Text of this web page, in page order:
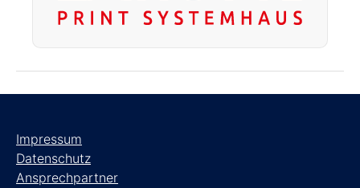
Impressum
Datenschutz
Ansprechpartner